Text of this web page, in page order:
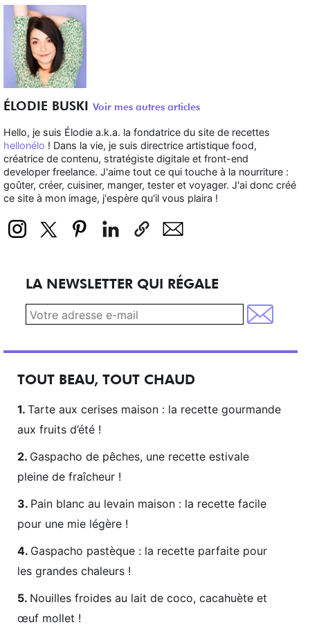
ÉLODIE BUSKI Voir mes autres articles
Hello, je suis Élodie a.k.a. la fondatrice du site de recettes
hellonélo ! Dans la vie, je suis directrice artistique food,
créatrice de contenu, stratégiste digitale et front-end
developer freelance. J'aime tout ce qui touche à la nourriture :
goûter, créer, cuisiner, manger, tester et voyager. J'ai donc créé
ce site à mon image, j'espère qu'il vous plaira !
LA NEWSLETTER QUI RÉGALE
TOUT BEAU, TOUT CHAUD
Tarte aux cerises maison : la recette gourmande
aux fruits d’été !
Gaspacho de pêches, une recette estivale
pleine de fraîcheur !
Pain blanc au levain maison : la recette facile
pour une mie légère !
Gaspacho pastèque : la recette parfaite pour
les grandes chaleurs !
Nouilles froides au lait de coco, cacahuète et
œuf mollet !